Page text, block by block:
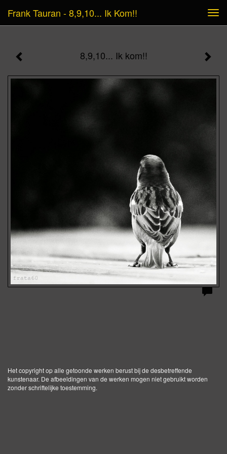
Frank Tauran - 8,9,10... Ik Kom!!
8,9,10... Ik kom!!
Het copyright op alle getoonde werken berust bij de desbetreffende
kunstenaar. De afbeeldingen van de werken mogen niet gebruikt worden
zonder schriftelijke toestemming.